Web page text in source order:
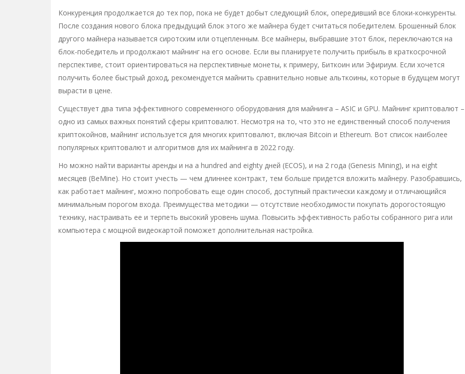
Конкуренция продолжается до тех пор, пока не будет добыт следующий блок, опередивший все блоки-конкуренты.
После создания нового блока предыдущий блок этого же майнера будет считаться победителем. Брошенный блок
другого майнера называется сиротским или отцепленным. Все майнеры, выбравшие этот блок, переключаются на
блок-победитель и продолжают майнинг на его основе. Если вы планируете получить прибыль в краткосрочной
перспективе, стоит ориентироваться на перспективные монеты, к примеру, Биткоин или Эфириум. Если хочется
получить более быстрый доход, рекомендуется майнить сравнительно новые альткоины, которые в будущем могут
вырасти в цене.
Существует два типа эффективного современного оборудования для майнинга – ASIC и GPU. Майнинг криптовалют –
одно из самых важных понятий сферы криптовалют. Несмотря на то, что это не единственный способ получения
криптокойнов, майнинг используется для многих криптовалют, включая Bitcoin и Ethereum. Вот список наиболее
популярных криптовалют и алгоритмов для их майнинга в 2022 году.
Но можно найти варианты аренды и на a hundred and eighty дней (ECOS), и на 2 года (Genesis Mining), и на eight
месяцев (BeMine). Но стоит учесть — чем длиннее контракт, тем больше придется вложить майнеру. Разобравшись,
как работает майнинг, можно попробовать еще один способ, доступный практически каждому и отличающийся
минимальным порогом входа. Преимущества методики — отсутствие необходимости покупать дорогостоящую
технику, настраивать ее и терпеть высокий уровень шума. Повысить эффективность работы собранного рига или
компьютера с мощной видеокартой поможет дополнительная настройка.